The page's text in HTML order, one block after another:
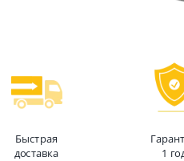
Быстрая
доставка
1